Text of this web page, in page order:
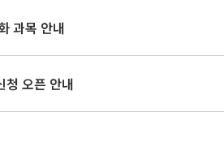
과목 안내
청 오픈 안내